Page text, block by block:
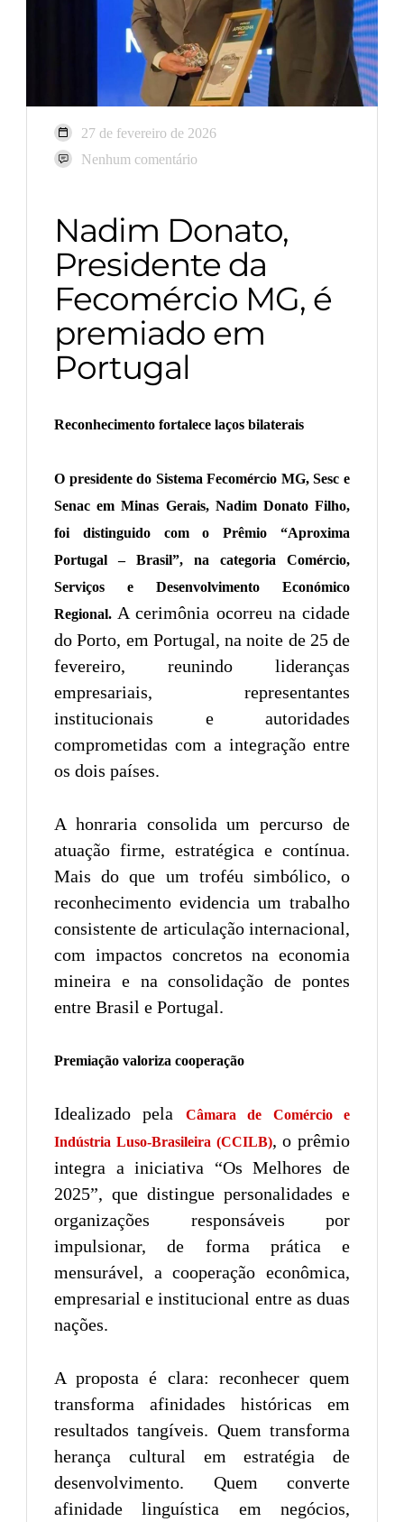
27 de fevereiro de 2026
Nenhum comentário
Nadim Donato,
Presidente da
Fecomércio MG, é
premiado em
Portugal
Reconhecimento fortalece laços bilaterais
O presidente do Sistema Fecomércio MG, Sesc e
Senac em Minas Gerais, Nadim Donato Filho,
foi distinguido com o Prêmio “Aproxima
Portugal – Brasil”, na categoria Comércio,
Serviços e Desenvolvimento Económico
Regional. A cerimônia ocorreu na cidade
do Porto, em Portugal, na noite de 25 de
fevereiro, reunindo lideranças
empresariais, representantes
institucionais e autoridades
comprometidas com a integração entre
os dois países.
A honraria consolida um percurso de
atuação firme, estratégica e contínua.
Mais do que um troféu simbólico, o
reconhecimento evidencia um trabalho
consistente de articulação internacional,
com impactos concretos na economia
mineira e na consolidação de pontes
entre Brasil e Portugal.
Premiação valoriza cooperação
Idealizado pela
Câmara de Comércio e
Indústria Luso-Brasileira (CCILB), o prêmio
integra a iniciativa “Os Melhores de
2025”, que distingue personalidades e
organizações responsáveis por
impulsionar, de forma prática e
mensurável, a cooperação econômica,
empresarial e institucional entre as duas
nações.
A proposta é clara: reconhecer quem
transforma afinidades históricas em
resultados tangíveis. Quem transforma
herança cultural em estratégia de
desenvolvimento. Quem converte
afinidade linguística em negócios,